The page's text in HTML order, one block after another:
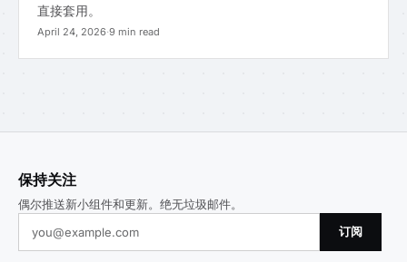
直接套用。
April 24, 2026·9 min read
保持关注
偶尔推送新小组件和更新。绝无垃圾邮件。
订阅